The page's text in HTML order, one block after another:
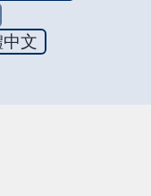
文